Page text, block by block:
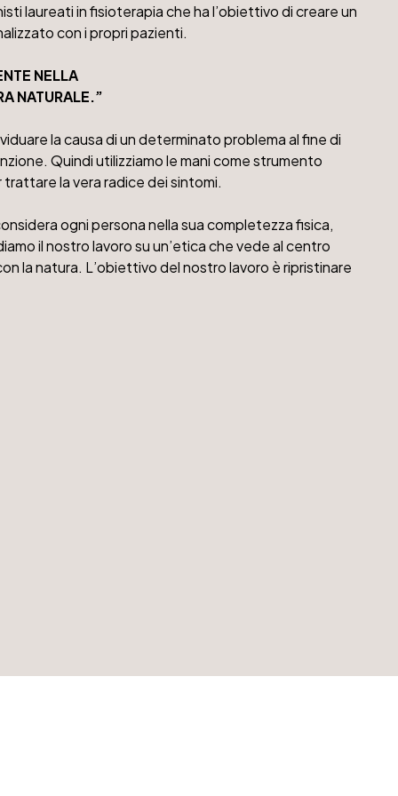
laureati in fisioterapia che ha l’obiettivo di creare un
con i propri pazienti.
NELLA
NATURALE.”
la causa di un determinato problema al fine di
Quindi utilizziamo le mani come strumento
la vera radice dei sintomi.
ogni persona nella sua completezza fisica,
il nostro lavoro su un’etica che vede al centro
la natura. L’obiettivo del nostro lavoro è ripristinare